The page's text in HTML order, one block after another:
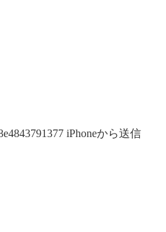
iPhoneから送信